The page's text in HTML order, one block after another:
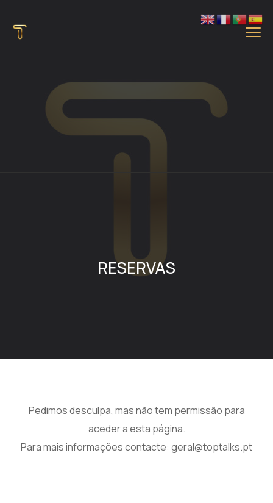
RESERVAS
Pedimos desculpa, mas não tem permissão para
aceder a esta página.
Para mais informações contacte: geral@toptalks.pt